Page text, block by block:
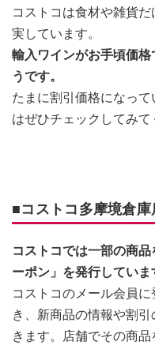
コストコは食材や雑貨
実しています。
輸入ワインがお手頃価
うです。
たまに割引価格になっ
はぜひチェックしてみて
■コストコ多摩境倉
コストコでは一部の商
ーポン」を発行していま
コストコのメール会員
き、新商品の情報や割
きます。店舗でその商